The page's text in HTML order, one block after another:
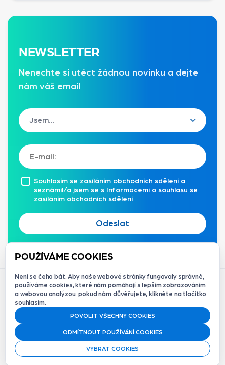
NEWSLETTER
Nenechte si utéct žádnou novinku a dejte
nám váš email
Souhlasím se zasíláním obchodních sdělení a
seznámil/a jsem se s
Informacemi o souhlasu se
zasíláním obchodních sdělení
Odeslat
ISO/IEC 27001:2023
Vyzkoušet zdarma
POUŽÍVÁME COOKIES
Není se čeho bát. Aby naše webové stránky fungovaly správně,
používáme cookies, které nám pomáhají s lepším zobrazováním
a webovou analýzou. pokud nám důvěřujete, klikněte na tlačítko
souhlasím.
POVOLIT VŠECHNY COOKIES
ODMÍTNOUT POUŽÍVÁNÍ COOKIES
VYBRAT COOKIES